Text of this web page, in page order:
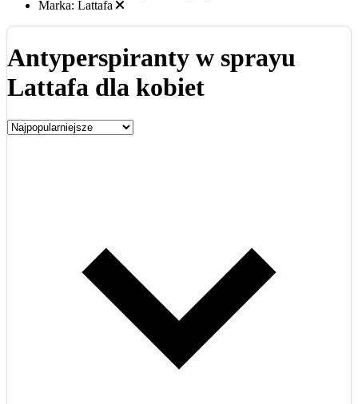
Marka: Lattafa
Antyperspiranty w sprayu
Lattafa dla kobiet